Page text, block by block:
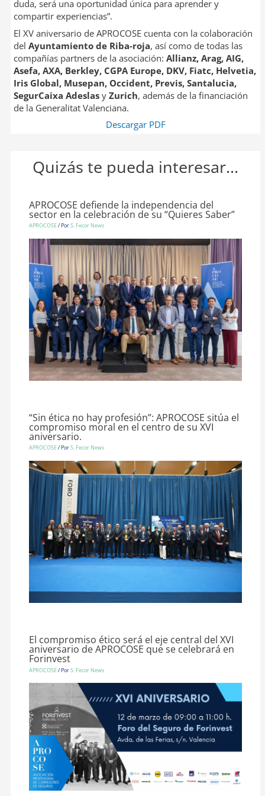
duda, será una oportunidad única para aprender y
compartir experiencias”.
El XV aniversario de APROCOSE cuenta con la colaboración
del Ayuntamiento de Riba-roja, así como de todas las
compañías partners de la asociación: Allianz, Arag, AIG,
Asefa, AXA, Berkley, CGPA Europe, DKV, Fiatc, Helvetia,
Iris Global, Musepan, Occident, Previs, Santalucia,
SegurCaixa Adeslasy Zurich, además de la financiación
de la Generalitat Valenciana.
Descargar PDF
Quizás te pueda interesar...
APROCOSE defiende la independencia del
sector en la celebración de su “Quieres Saber”
APROCOSE/ PorS. Fecor News
“Sin ética no hay profesión”: APROCOSE sitúa el
compromiso moral en el centro de su XVI
aniversario.
APROCOSE/ PorS. Fecor News
El compromiso ético será el eje central del XVI
aniversario de APROCOSE que se celebrará en
Forinvest
APROCOSE/ PorS. Fecor News